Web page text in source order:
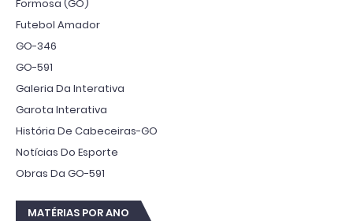
Formosa (GO)
Futebol Amador
GO-346
GO-591
Galeria Da Interativa
Garota Interativa
História De Cabeceiras-GO
Notícias Do Esporte
Obras Da GO-591
MATÉRIAS POR ANO